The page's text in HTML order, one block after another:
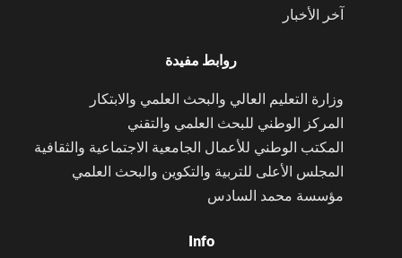
آخر الأخبار
روابط مفيدة
وزارة التعليم العالي والبحث العلمي والابتكار
المركز الوطني للبحث العلمي والتقني
المكتب الوطني للأعمال الجامعية الاجتماعية والثقافية
المجلس الأعلى للتربية والتكوين والبحث العلمي
مؤسسة محمد السادس
Info